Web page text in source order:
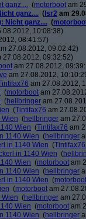
ganz.... (motorboot am
ganz.... ( lsr2 am
Nicht ganz.... (
10:08:38)
08:41:57)
27.08.2012, 09:02:42)
27.08.2012, 09:32:52)
am 27.08.2012,
am 27.08.2012,
am 27.08.2012,
(motorboot am
(hellbringer am
(Tintifax76 am
Wien (hellbringer am
Wien (Tintifax76 am
1140 Wien (hellbringer
in 1140 Wien (Tintifax76
in 1140 Wien (
Wien (motorboot am
1140 Wien (hellbringer
in 1140 Wien (motorboot
(motorboot am
Wien (hellbringer am
Wien (motorboot am
1140 Wien (hellbringer